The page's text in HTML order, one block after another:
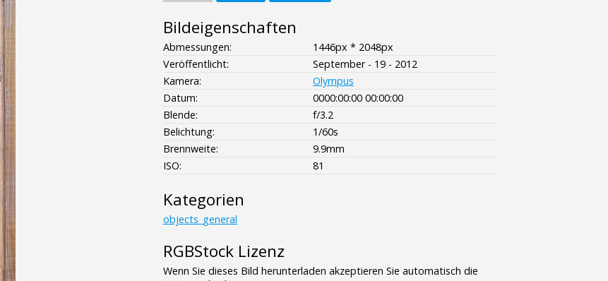
Bildeigenschaften
Abmessungen:
1446px * 2048px
Veröffentlicht:
September - 19 - 2012
Kamera:
Olympus
Datum:
0000:00:00 00:00:00
Blende:
f/3.2
Belichtung:
1/60s
Brennweite:
9.9mm
ISO:
81
Kategorien
objects_general
RGBStock Lizenz
Wenn Sie dieses Bild herunterladen akzeptieren Sie automatisch die